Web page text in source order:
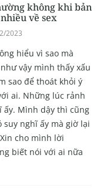
không khi bản
về sex
2023
hiểu vì sao mà
vậy mình thấy xấu
sao để thoát khỏi ý
ai. Những lúc rảnh
ấy. Mình dậy thì cũng
nghĩ ấy mà giờ lại
cho mình lời
biết nói với ai nữa